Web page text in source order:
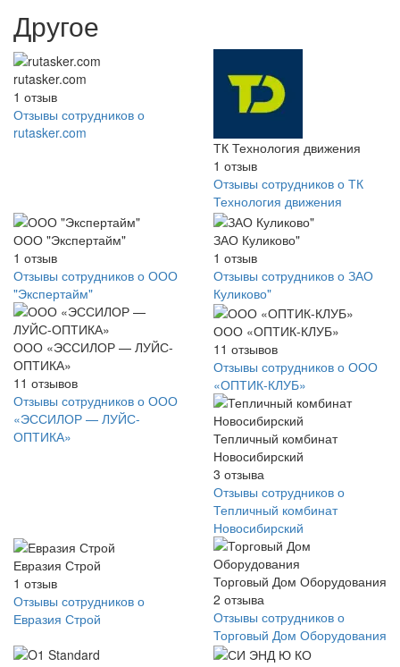
Другое
rutasker.com
1 отзыв
Отзывы сотрудников о
rutasker.com
ТК Технология движения
1 отзыв
Отзывы сотрудников о ТК
Технология движения
ООО "Экспертайм"
1 отзыв
Отзывы сотрудников о ООО
"Экспертайм"
ЗАО Куликово"
1 отзыв
Отзывы сотрудников о ЗАО
Куликово"
ООО «ЭССИЛОР — ЛУЙС-
ОПТИКА»
11 отзывов
Отзывы сотрудников о ООО
«ЭССИЛОР — ЛУЙС-
ОПТИКА»
ООО «ОПТИК-КЛУБ»
11 отзывов
Отзывы сотрудников о ООО
«ОПТИК-КЛУБ»
Тепличный комбинат
Новосибирский
3 отзыва
Отзывы сотрудников о
Тепличный комбинат
Новосибирский
Евразия Строй
1 отзыв
Отзывы сотрудников о
Евразия Строй
Торговый Дом Оборудования
2 отзыва
Отзывы сотрудников о
Торговый Дом Оборудования